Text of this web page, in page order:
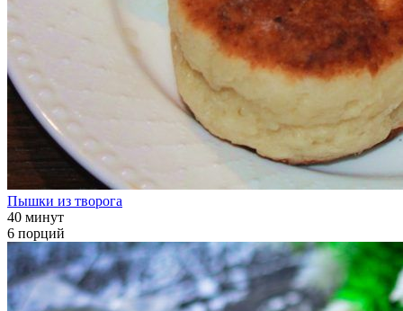
Пышки из творога
40 минут
6 порций